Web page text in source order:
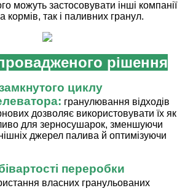
можуть застосовувати інші компанії
кормів, так і паливних гранул.
рішення
циклу
гранулювання відходів
дозволяє використовувати їх як
для зерносушарок, зменшуючи
джерел палива й оптимізуючи
переробки
власних гранульованих